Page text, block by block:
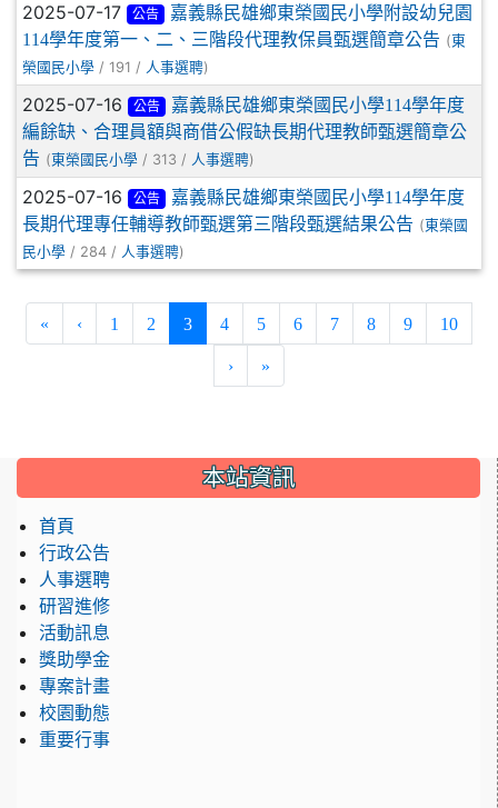
2025-07-17 公告
嘉義縣民雄鄉東榮國民小學附設幼兒園
114學年度第一、二、三階段代理教保員甄選簡章公告 (東
榮國民小學 / 191 / 人事選聘)
2025-07-16 公告
嘉義縣民雄鄉東榮國民小學114學年度
編餘缺、合理員額與商借公假缺長期代理教師甄選簡章公
告 (東榮國民小學 / 313 / 人事選聘)
2025-07-16 公告
嘉義縣民雄鄉東榮國民小學114學年度
長期代理專任輔導教師甄選第三階段甄選結果公告 (東榮國
民小學 / 284 / 人事選聘)
« ‹ 1 2 3(current)
4 5 6 7 8 9 10
› »
::: 本站資訊
首頁
行政公告
人事選聘
研習進修
活動訊息
獎助學金
專案計畫
校園動態
重要行事